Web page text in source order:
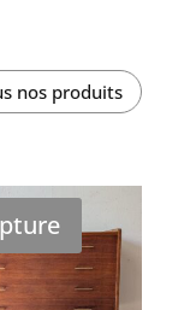
nos produits